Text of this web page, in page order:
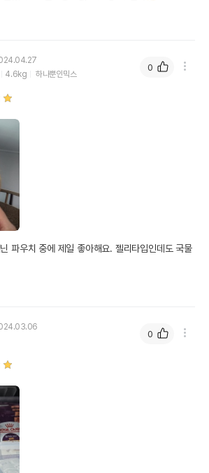
4.6kg 하나뿐인믹스
파우치 중에 제일 좋아해요. 젤리타입인데도 국물
0
0